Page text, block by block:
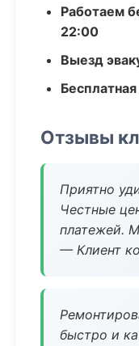
Работаем
22:00
Выезд
Отзывы
Приятно
Честные
платежей.
— Клиент
быстро и